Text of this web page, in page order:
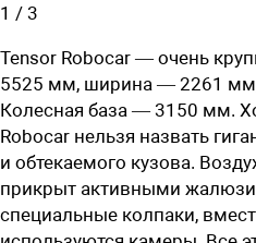
1 / 3
Tensor Robocar — очень
5525 мм, ширина — 2261
Колесная база — 3150 мм.
Robocar нельзя назвать
и обтекаемого кузова.
прикрыт активными
специальные колпаки,